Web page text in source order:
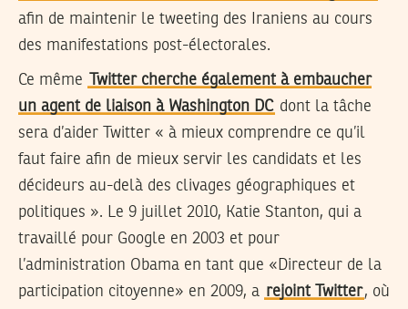
afin de maintenir le tweeting des Iraniens au cours
des manifestations post-électorales.
Ce même
Twitter cherche également à embaucher
un agent de liaison à Washington DC dont la tâche
sera d’aider Twitter « à mieux comprendre ce qu’il
faut faire afin de mieux servir les candidats et les
décideurs au-delà des clivages géographiques et
politiques ». Le 9 juillet 2010, Katie Stanton, qui a
travaillé pour Google en 2003 et pour
l’administration Obama en tant que «Directeur de la
participation citoyenne» en 2009, a rejoint Twitter, où